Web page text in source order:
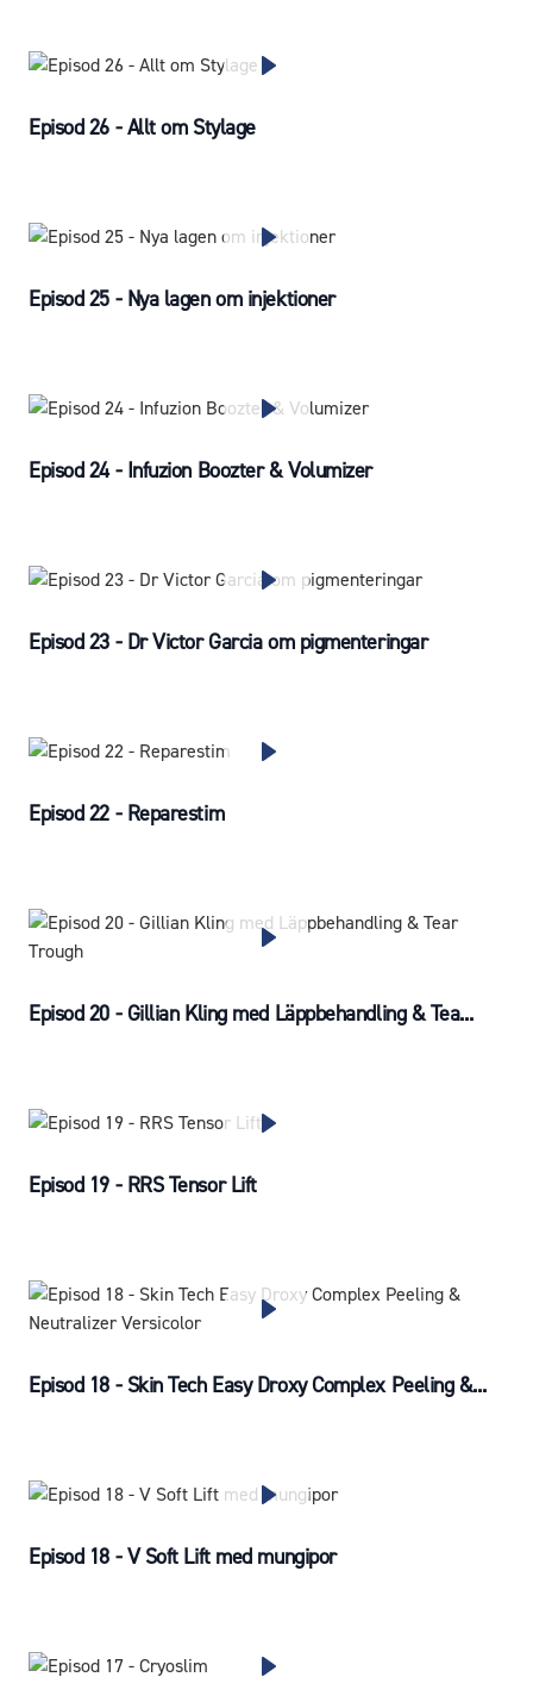
Episod 26 - Allt om Stylage
Episod 25 - Nya lagen om injektioner
Episod 24 - Infuzion Boozter & Volumizer
Episod 23 - Dr Victor Garcia om pigmenteringar
Episod 22 - Reparestim
Episod 20 - Gillian Kling med Läppbehandling & Tea...
Episod 19 - RRS Tensor Lift
Episod 18 - Skin Tech Easy Droxy Complex Peeling &...
Episod 18 - V Soft Lift med mungipor